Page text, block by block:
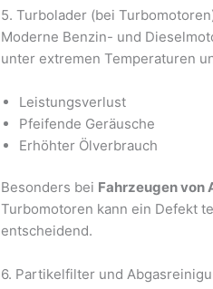
5. Turbolader (bei
Moderne Benzin- und
unter extremen Temperaturen
Leistungsverlust
Pfeifende Geräusche
Erhöhter Ölverbrauch
Besonders bei Fahrzeugen von
Turbomotoren kann ein Defekt
entscheidend.
6. Partikelfilter und